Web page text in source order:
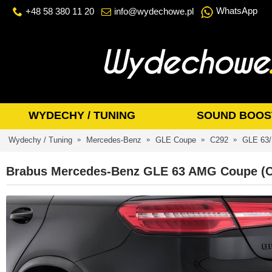
+48 58 380 11 20 info@wydechowe.pl WhatsApp
WYDECHY / TUNING SOUND
Wydechy / Tuning Mercedes-Benz GLE Coupe C292 GLE
Brabus Mercedes-Benz GLE 63 AMG Coupe